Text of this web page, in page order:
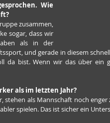
Wie
zusammen,
sogar, dass wir
als in der
und gerade in diesem
da bist. Wenn wir das über ein
als im letzten Jahr?
stehen als Mannschaft noch
spielen. Das ist sicher ein